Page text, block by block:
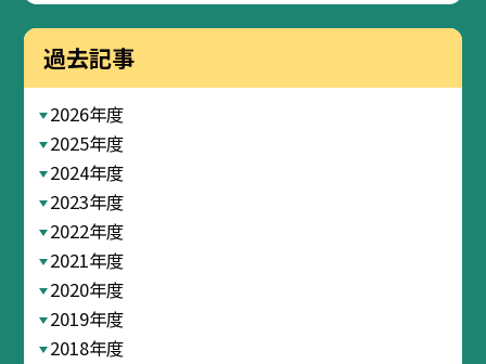
過去記事
2026年度
2025年度
2024年度
2023年度
2022年度
2021年度
2020年度
2019年度
2018年度